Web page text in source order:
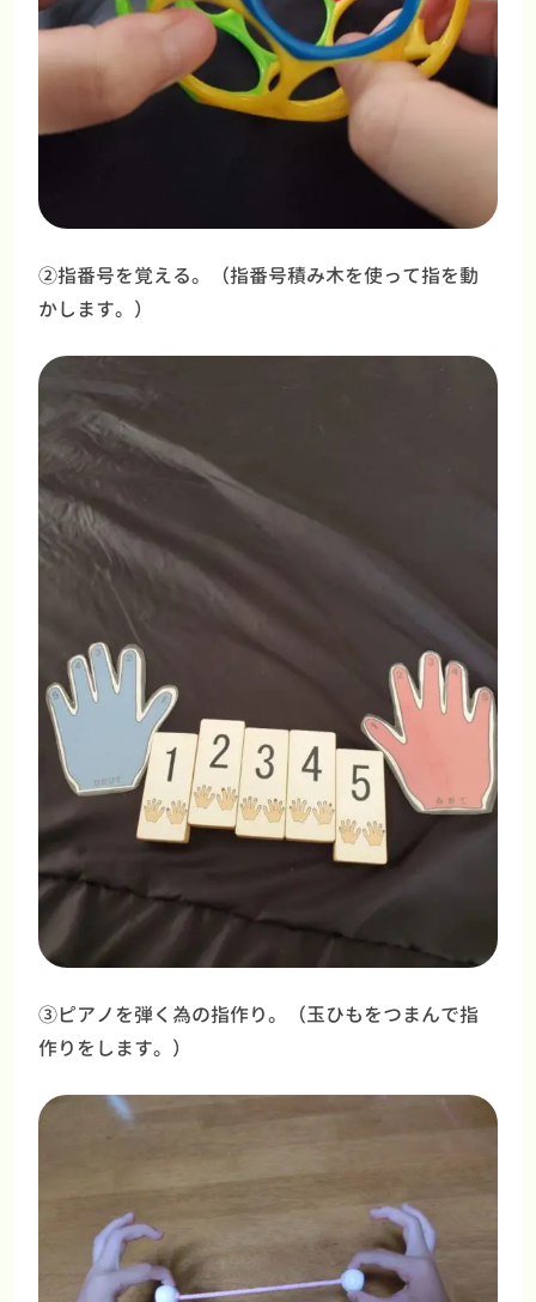
②指番号を覚える。（指番号積み木を使って指を動
かします。）
③ピアノを弾く為の指作り。（玉ひもをつまんで指
作りをします。）